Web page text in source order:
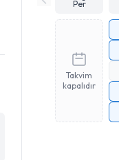
Per
Takvim
kapalıdır